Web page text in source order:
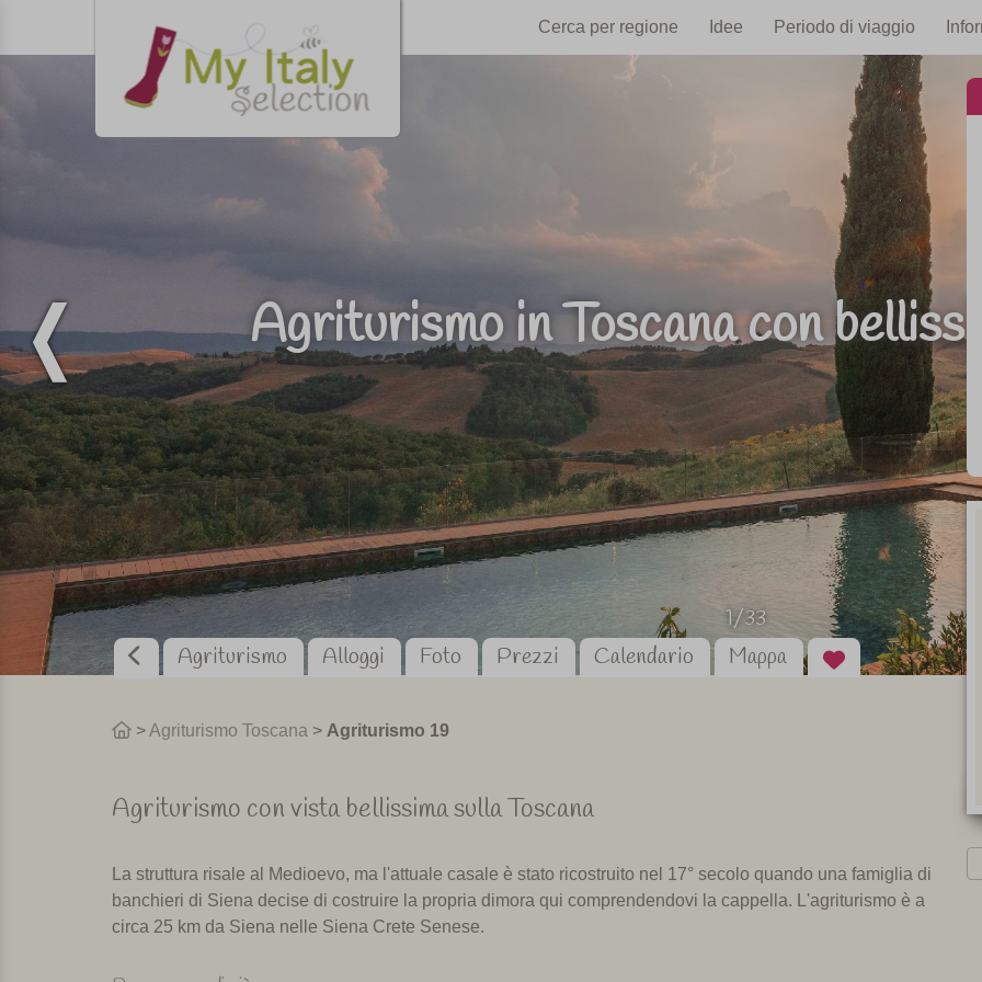
Cerca per regione Idee Periodo di viaggio
Agriturismo in Toscana con
1/33
Agriturismo
Alloggi Foto Prezzi Calendario Mappa
>Agriturismo Toscana > Agriturismo 19
Agriturismo con vista bellissima sulla Toscana
La struttura risale al Medioevo, ma l'attuale casale è stato ricostruito nel 17° secolo quando una famiglia di
banchieri di Siena decise di costruire la propria dimora qui comprendendovi la cappella. L'agriturismo è a
circa 25 km da Siena nelle Siena Crete Senese.
I casali sono stati recentemente trasformati in un agriturismo con appartamenti accoglienti. C'è un campo